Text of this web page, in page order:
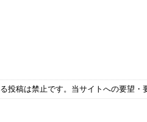
投稿は禁止です。当サイトへの要望